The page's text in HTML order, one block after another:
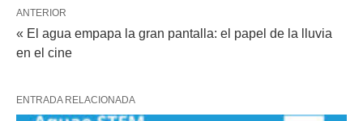
ANTERIOR
« El agua empapa la gran pantalla: el papel de la lluvia
en el cine
ENTRADA RELACIONADA